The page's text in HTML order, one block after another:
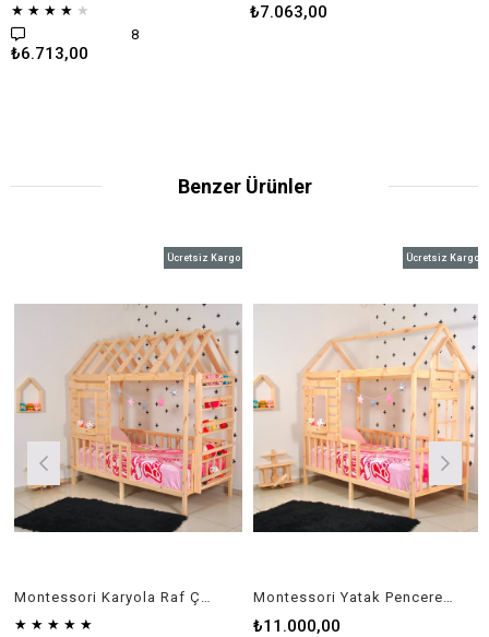
★ ★ ★ ★ ★
8
₺6.713,00
₺7.063,00
Benzer Ürünler
Montessori Karyola Raf Çatılı Menekşe
★ ★ ★ ★ ★
Ücretsiz Kargo
Montessori Yatak Pencereli Çocuk Odası
₺11.000,00
Ücretsiz Kargo